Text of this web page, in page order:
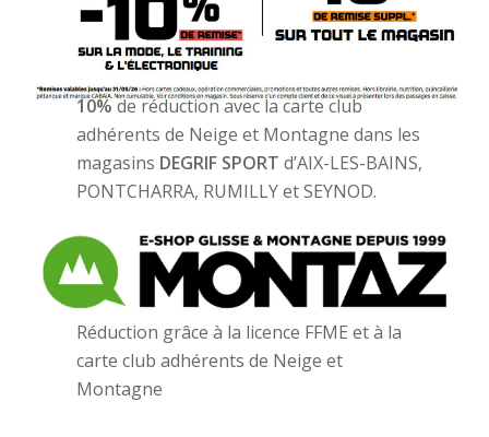
10%de réduction avec la carte club
adhérents de Neige et Montagne dans les
magasins DEGRIF SPORT d’AIX-LES-BAINS,
PONTCHARRA, RUMILLY et SEYNOD.
Réduction grâce à la licence FFME et à la
carte club adhérents de Neige et
Montagne